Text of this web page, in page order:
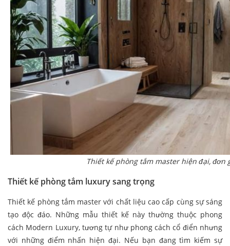
Thiết kế phòng tắm master hiện đại, đơn
Thiết kế phòng tắm luxury sang trọng
Thiết kế phòng tắm master với chất liệu cao cấp cùng sự sáng
tạo độc đáo. Những mẫu thiết kế này thường thuộc phong
cách Modern Luxury, tương tự như phong cách cổ điển nhưng
với những điểm nhấn hiện đại. Nếu bạn đang tìm kiếm sự